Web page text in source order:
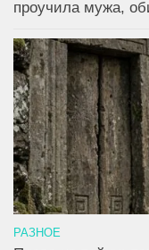
проучила мужа,
РАЗНОЕ